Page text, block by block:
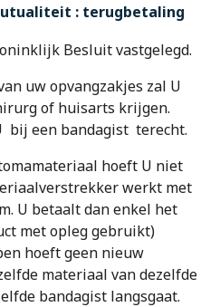
: terugbetaling
Besluit vastgelegd.
uw opvangzakjes zal U
of huisarts krijgen.
bij een bandagist terecht.
hoeft U niet
werkt met
U betaalt dan enkel het
met opleg gebruikt)
hoeft geen nieuw
materiaal van dezelfde
bandagist langsgaat.